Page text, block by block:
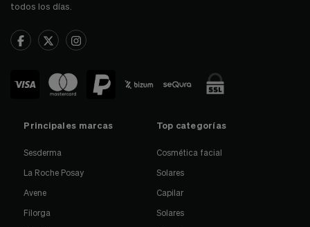
todos los días.
Principales marcas
Sesderma
La Roche Posay
Avene
Filorga
Top categorías
Cosmética facial
Solares
Capilar
Solares